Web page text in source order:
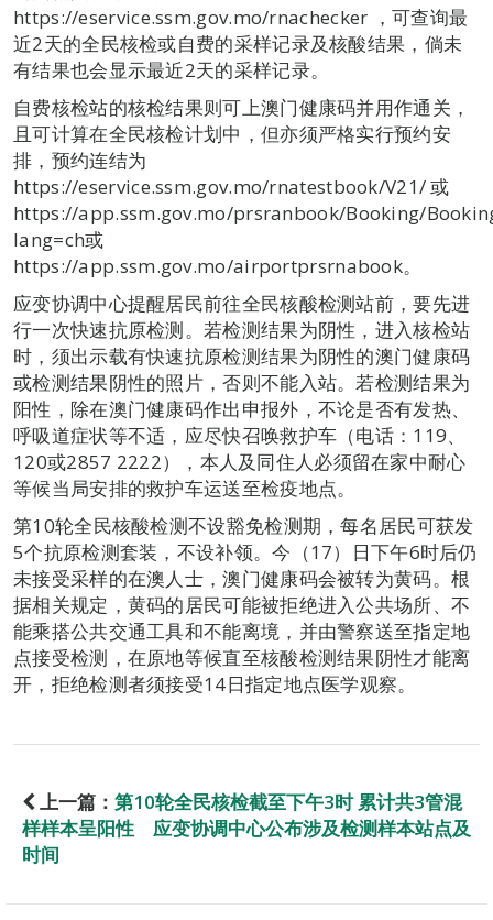
https://eservice.ssm.gov.mo/rnachecker ，可查询最
近2天的全民核检或自费的采样记录及核酸结果，倘未
有结果也会显示最近2天的采样记录。
自费核检站的核检结果则可上澳门健康码并用作通关，
且可计算在全民核检计划中，但亦须严格实行预约安
排，预约连结为
https://eservice.ssm.gov.mo/rnatestbook/V21/ 或
https://app.ssm.gov.mo/prsranbook/Booking/
lang=ch或
https://app.ssm.gov.mo/airportprsrnabook。
应变协调中心提醒居民前往全民核酸检测站前，要先进
行一次快速抗原检测。若检测结果为阴性，进入核检站
时，须出示载有快速抗原检测结果为阴性的澳门健康码
或检测结果阴性的照片，否则不能入站。若检测结果为
阳性，除在澳门健康码作出申报外，不论是否有发热、
呼吸道症状等不适，应尽快召唤救护车（电话：119、
120或2857 2222），本人及同住人必须留在家中耐心
等候当局安排的救护车运送至检疫地点。
第10轮全民核酸检测不设豁免检测期，每名居民可获发
5个抗原检测套装，不设补领。今（17）日下午6时后仍
未接受采样的在澳人士，澳门健康码会被转为黄码。根
据相关规定，黄码的居民可能被拒绝进入公共场所、不
能乘搭公共交通工具和不能离境，并由警察送至指定地
点接受检测，在原地等候直至核酸检测结果阴性才能离
开，拒绝检测者须接受14日指定地点医学观察。
上一篇： 第10轮全民核检截至下午3时 累计共3管混
样样本呈阳性 应变协调中心公布涉及检测样本站点及
时间